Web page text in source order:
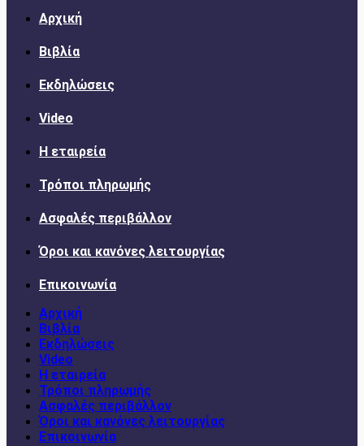
Αρχική
Βιβλία
Εκδηλώσεις
Video
Η εταιρεία
Τρόποι πληρωμής
Ασφαλές περιβάλλον
Όροι και κανόνες λειτουργίας
Επικοινωνία
Αρχική
Βιβλία
Εκδηλώσεις
Video
Η εταιρεία
Τρόποι πληρωμής
Ασφαλές περιβάλλον
Όροι και κανόνες λειτουργίας
Επικοινωνία